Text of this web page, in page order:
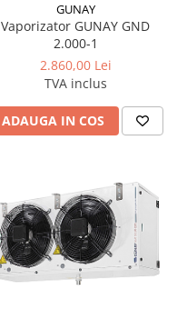
GUNAY
Vaporizator GUNAY GND
2.000-1
2.860,00 Lei
TVA inclus
ADAUGA IN COS